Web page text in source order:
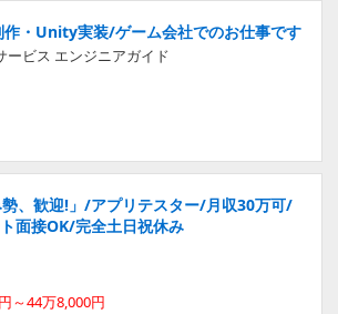
作・Unity実装/ゲーム会社でのお仕事です
ービス エンジニアガイド
勢、歓迎!」/アプリテスター/月収30万可/
面接OK/完全土日祝休み
～44万8,000円